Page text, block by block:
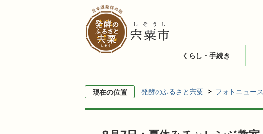
くらし・手続き
現在の位置 発酵のふるさと宍粟 フォトニュース